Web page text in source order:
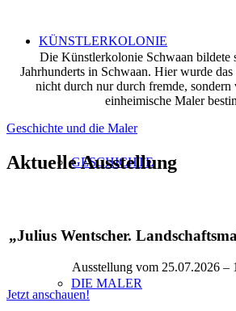
KÜNSTLERKOLONIE
GESCHICHTE
DIE MALER
Die Künstlerkolonie Schwaan bildete
Jahrhunderts in Schwaan. Hier wurde
nicht durch nur durch fremde,
einheimische Maler
Geschichte und die Maler
Aktuelle Ausstellung
„Julius Wentscher.
Ausstellung vom 25.07.2026 –
Jetzt anschauen!